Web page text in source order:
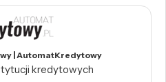
| AutomatKredytowy
kredytowych